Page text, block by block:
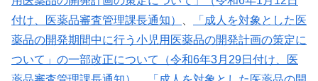
付け、医薬品審査管理課長通知）
「成人を対象とした医
薬品の開発期間中に行う小児用医薬品の開発計画の策定に
ついて」の一部改正について（令和6年3月29日付け、医